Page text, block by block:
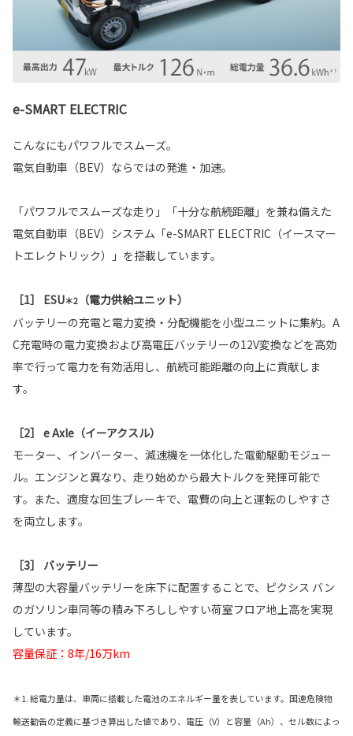
e-SMART ELECTRIC
こんなにもパワフルでスムーズ。
電気自動車（BEV）ならではの発進・加速。
「パワフルでスムーズな走り」「十分な航続距離」を兼ね備えた
電気自動車（BEV）システム「e-SMART ELECTRIC（イースマー
トエレクトリック）」を搭載しています。
［1］ ESU＊2
（電力供給ユニット）
バッテリーの充電と電力変換・分配機能を小型ユニットに集約。A
C充電時の電力変換および高電圧バッテリーの12V変換などを高効
率で行って電力を有効活用し、航続可能距離の向上に貢献しま
す。
［2］ e Axle（イーアクスル）
モーター、インバーター、減速機を一体化した電動駆動モジュー
ル。エンジンと異なり、走り始めから最大トルクを発揮可能で
す。また、適度な回生ブレーキで、電費の向上と運転のしやすさ
を両立します。
［3］ バッテリー
薄型の大容量バッテリーを床下に配置することで、ピクシス バン
のガソリン車同等の積み下ろししやすい荷室フロア地上高を実現
しています。
容量保証：8年/16万km
＊1. 総電力量は、車両に搭載した電池のエネルギー量を表しています。国連危険物
輸送勧告の定義に基づき算出した値であり、電圧（V）と容量（Ah）、セル数によっ